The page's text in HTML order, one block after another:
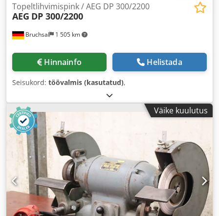
Bruchsal 1 505 km
Topeltlihvimispink / AEG DP 300/2200
AEG DP 300/2200
Hinnainfo Helistada
Seisukord: töövalmis (kasutatud),
Väike kuulutus